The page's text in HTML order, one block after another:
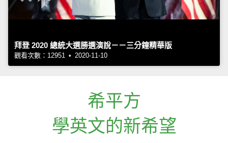
拜登 2020 總統大選勝選演說－－三分鐘精華版
觀看次數：12951 • 2020-11-10
希平方
學英文的新希望